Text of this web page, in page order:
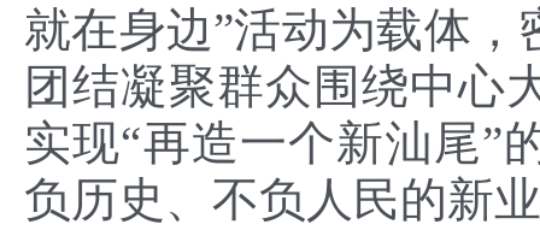
就在身边”活动为载体
团结凝聚群众围绕中心
实现“再造一个新汕尾”
负历史、不负人民的新